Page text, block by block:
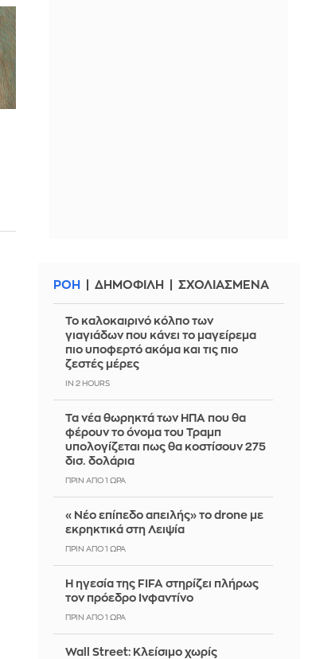
ΡΟΗ ΔΗΜΟΦΙΛΗ ΣΧΟΛΙΑΣΜΕΝΑ
Το καλοκαιρινό κόλπο των
γιαγιάδων που κάνει το μαγείρεμα
πιο υποφερτό ακόμα και τις πιο
ζεστές μέρες
IN 2 HOURS
Τα νέα θωρηκτά των ΗΠΑ που θα
φέρουν το όνομα του Τραμπ
υπολογίζεται πως θα κοστίσουν 275
δισ. δολάρια
ΠΡΙΝ ΑΠΌ 1 ΏΡΑ
«Νέο επίπεδο απειλής» το drone με
εκρηκτικά στη Λειψία
ΠΡΙΝ ΑΠΌ 1 ΏΡΑ
Η ηγεσία της FIFA στηρίζει πλήρως
τον πρόεδρο Ινφαντίνο
ΠΡΙΝ ΑΠΌ 1 ΏΡΑ
Wall Street: Κλείσιμο χωρίς